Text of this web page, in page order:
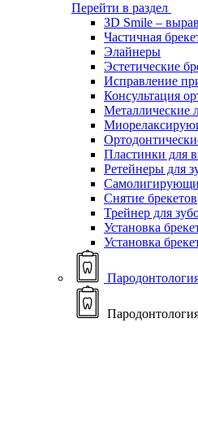
Перейти в раздел
ЗD Smile –
Частичная
Элайнеры
Эстетические
Исправление
Консультация
Металлические
Пластинки для
Ретейнеры для
Снятие брекетов
Трейнер для
Установка
Установка